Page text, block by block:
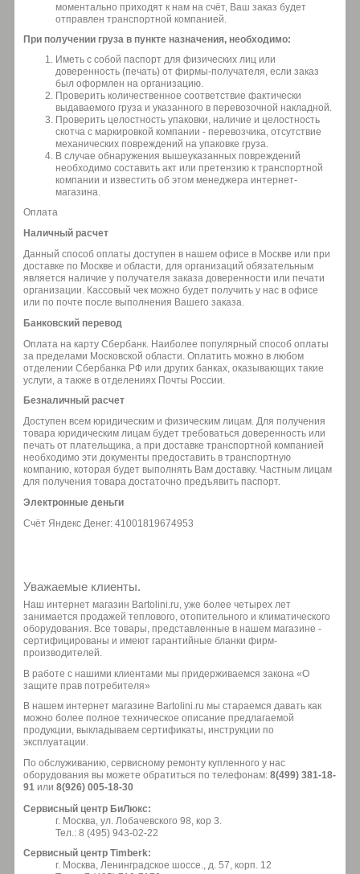
моментально приходят к нам на счёт, Ваш заказ будет
отправлен транспортной компанией.
При получении груза в пункте назначения, необходимо:
Иметь с собой паспорт для физических лиц или
доверенность (печать) от фирмы-получателя, если заказ
был оформлен на организацию.
Проверить количественное соответствие фактически
выдаваемого груза и указанного в перевозочной накладной.
Проверить целостность упаковки, наличие и целостность
скотча с маркировкой компании - перевозчика, отсутствие
механических повреждений на упаковке груза.
В случае обнаружения вышеуказанных повреждений
необходимо составить акт или претензию к транспортной
компании и известить об этом менеджера интернет-
магазина.
Оплата
Наличный расчет
Данный способ оплаты доступен в нашем офисе в Москве или при
доставке по Москве и области, для организаций обязательным
является наличие у получателя заказа доверенности или печати
организации. Кассовый чек можно будет получить у нас в офисе
или по почте после выполнения Вашего заказа.
Банковский перевод
Оплата на карту Сбербанк. Наиболее популярный способ оплаты
за пределами Московской области. Оплатить можно в любом
отделении Сбербанка РФ или других банках, оказывающих такие
услуги, а также в отделениях Почты России.
Безналичный расчет
Доступен всем юридическим и физическим лицам. Для получения
товара юридическим лицам будет требоваться доверенность или
печать от плательщика, а при доставке транспортной компанией
необходимо эти документы предоставить в транспортную
компанию, которая будет выполнять Вам доставку. Частным лицам
для получения товара достаточно предъявить паспорт.
Электронные деньги
Счёт Яндекс Денег: 41001819674953
Уважаемые клиенты.
Наш интернет магазин Bartolini.ru, уже более четырех лет
занимается продажей теплового, отопительного и климатического
оборудования. Все товары, представленные в нашем магазине -
сертифицированы и имеют гарантийные бланки фирм-
производителей.
В работе с нашими клиентами мы придерживаемся закона «О
защите прав потребителя»
В нашем интернет магазине Bartolini.ru мы стараемся давать как
можно более полное техническое описание предлагаемой
продукции, выкладываем сертификаты, инструкции по
эксплуатации.
По обслуживанию, сервисному ремонту купленного у нас
оборудования вы можете обратиться по телефонам: 8(499) 381-18-
91 или 8(926) 005-18-30
Сервисный центр БиЛюкс:
г. Москва, ул. Лобачевского 98, кор 3.
Тел.: 8 (495) 943-02-22
Сервисный центр Timberk:
г. Москва, Ленинградское шоссе., д. 57, корп. 12